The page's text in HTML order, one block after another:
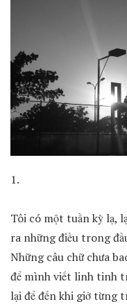
1.
Tôi có một tuần kỳ lạ,
ra những điều trong
Những câu chữ chưa
để mình viết linh tinh
lại để đến khi giở từng